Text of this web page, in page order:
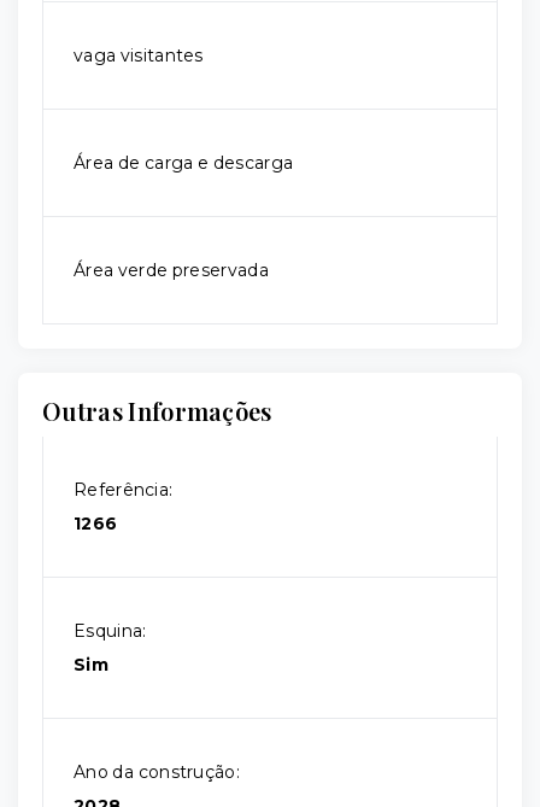
vaga visitantes
Área de carga e descarga
Área verde preservada
Outras Informações
Referência:
1266
Esquina:
Sim
Ano da construção: